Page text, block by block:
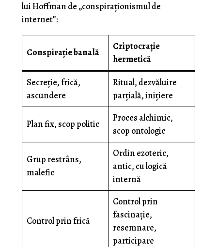
lui Hoffman de „conspiraționismul de
internet”:
Conspirație banală
Criptocrație
hermetică
Secreție, frică,
ascundere
Ritual, dezvăluire
parțială, inițiere
Plan fix, scop politic
Proces alchimic,
scop ontologic
Grup restrâns,
malefic
Ordin ezoteric,
antic, cu logică
internă
Control prin frică
Control prin
fascinație,
resemnare,
participare